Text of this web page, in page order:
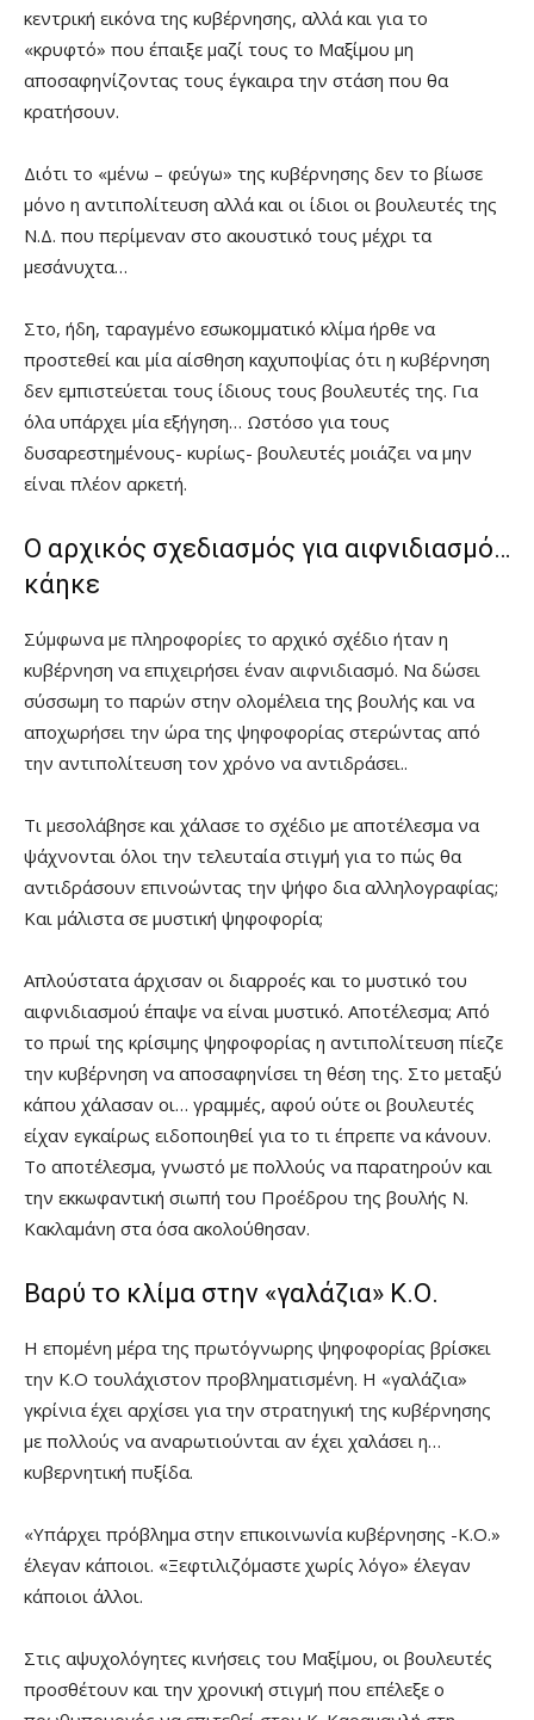
κεντρική εικόνα της κυβέρνησης, αλλά και για το
«κρυφτό» που έπαιξε μαζί τους το Μαξίμου μη
αποσαφηνίζοντας τους έγκαιρα την στάση που θα
κρατήσουν.
Διότι το «μένω – φεύγω» της κυβέρνησης δεν το βίωσε
μόνο η αντιπολίτευση αλλά και οι ίδιοι οι βουλευτές της
Ν.Δ. που περίμεναν στο ακουστικό τους μέχρι τα
μεσάνυχτα…
Στο, ήδη, ταραγμένο εσωκομματικό κλίμα ήρθε να
προστεθεί και μία αίσθηση καχυποψίας ότι η κυβέρνηση
δεν εμπιστεύεται τους ίδιους τους βουλευτές της. Για
όλα υπάρχει μία εξήγηση… Ωστόσο για τους
δυσαρεστημένους- κυρίως- βουλευτές μοιάζει να μην
είναι πλέον αρκετή.
Ο αρχικός σχεδιασμός για αιφνιδιασμό…
κάηκε
Σύμφωνα με πληροφορίες το αρχικό σχέδιο ήταν η
κυβέρνηση να επιχειρήσει έναν αιφνιδιασμό. Να δώσει
σύσσωμη το παρών στην ολομέλεια της βουλής και να
αποχωρήσει την ώρα της ψηφοφορίας στερώντας από
την αντιπολίτευση τον χρόνο να αντιδράσει..
Τι μεσολάβησε και χάλασε το σχέδιο με αποτέλεσμα να
ψάχνονται όλοι την τελευταία στιγμή για το πώς θα
αντιδράσουν επινοώντας την ψήφο δια αλληλογραφίας;
Και μάλιστα σε μυστική ψηφοφορία;
Απλούστατα άρχισαν οι διαρροές και το μυστικό του
αιφνιδιασμού έπαψε να είναι μυστικό. Αποτέλεσμα; Από
το πρωί της κρίσιμης ψηφοφορίας η αντιπολίτευση πίεζε
την κυβέρνηση να αποσαφηνίσει τη θέση της. Στο μεταξύ
κάπου χάλασαν οι… γραμμές, αφού ούτε οι βουλευτές
είχαν εγκαίρως ειδοποιηθεί για το τι έπρεπε να κάνουν.
Το αποτέλεσμα, γνωστό με πολλούς να παρατηρούν και
την εκκωφαντική σιωπή του Προέδρου της βουλής Ν.
Κακλαμάνη στα όσα ακολούθησαν.
Βαρύ το κλίμα στην «γαλάζια» Κ.Ο.
Η επομένη μέρα της πρωτόγνωρης ψηφοφορίας βρίσκει
την Κ.Ο τουλάχιστον προβληματισμένη. Η «γαλάζια»
γκρίνια έχει αρχίσει για την στρατηγική της κυβέρνησης
με πολλούς να αναρωτιούνται αν έχει χαλάσει η…
κυβερνητική πυξίδα.
«Υπάρχει πρόβλημα στην επικοινωνία κυβέρνησης -Κ.Ο.»
έλεγαν κάποιοι. «Ξεφτιλιζόμαστε χωρίς λόγο» έλεγαν
κάποιοι άλλοι.
Στις αψυχολόγητες κινήσεις του Μαξίμου, οι βουλευτές
προσθέτουν και την χρονική στιγμή που επέλεξε ο